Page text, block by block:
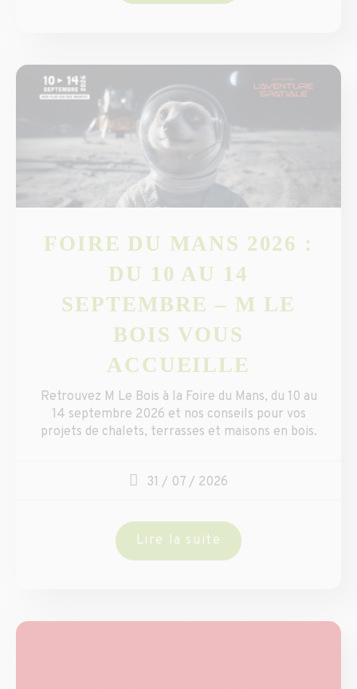
FOIRE DU MANS 2026 :
DU 10 AU 14
SEPTEMBRE – M LE
BOIS VOUS
ACCUEILLE
Retrouvez M Le Bois à la Foire du Mans, du 10 au
14 septembre 2026 et nos conseils pour vos
projets de chalets, terrasses et maisons en bois.
31 / 07 / 2026
Lire la suite